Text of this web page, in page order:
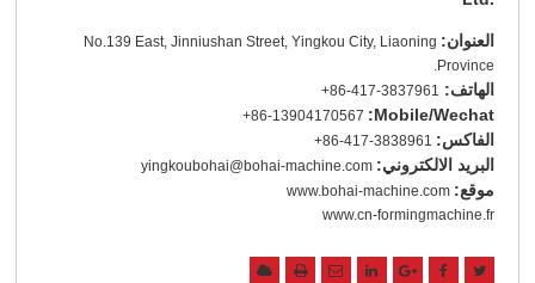
العنوان: No.139 East, Jinniushan Street, Yingkou City, Liaoning
Province.
الهاتف: +86-417-3837961
Mobile/Wechat:
+86-13904170567
الفاكس: +86-417-3838961
البريد الالكتروني: yingkoubohai@bohai-machine.com
موقع: www.bohai-machine.com
www.cn-formingmachine.fr